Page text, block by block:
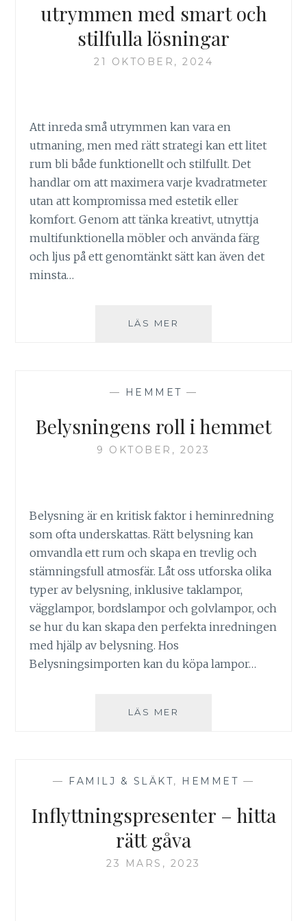
PERSONLIGHET
MED
ÄKTA
TRANSSEXUELL
INREDNING
utrymmen med smart och
stilfulla lösningar
21 OKTOBER, 2024
Att inreda små utrymmen kan vara en
utmaning, men med rätt strategi kan ett litet
rum bli både funktionellt och stilfullt. Det
handlar om att maximera varje kvadratmeter
utan att kompromissa med estetik eller
komfort. Genom att tänka kreativt, utnyttja
multifunktionella möbler och använda färg
och ljus på ett genomtänkt sätt kan även det
minsta…
LÄS MER
STILFULLA
— HEMMET —
Belysningens roll i hemmet
9 OKTOBER, 2023
Belysning är en kritisk faktor i heminredning
som ofta underskattas. Rätt belysning kan
omvandla ett rum och skapa en trevlig och
stämningsfull atmosfär. Låt oss utforska olika
typer av belysning, inklusive taklampor,
vägglampor, bordslampor och golvlampor, och
se hur du kan skapa den perfekta inredningen
med hjälp av belysning. Hos
Belysningsimporten kan du köpa lampor…
LÄS MER
— FAMILJ & SLÄKT, HEMMET —
Inflyttningspresenter – hitta
rätt gåva
23 MARS, 2023